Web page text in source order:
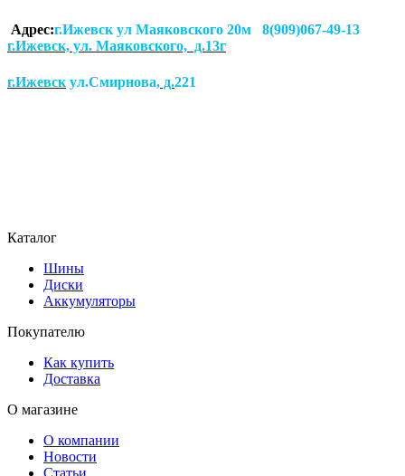
Адрес:г.Ижевск ул Маяковского 20м 8(909)067-49-13
г.Ижевск, ул. Маяковского, д.13г
г.Ижевск ул.Смирнова, д.221
Каталог
Шины
Диски
Аккумуляторы
Покупателю
Как купить
Доставка
О магазине
О компании
Новости
Статьи